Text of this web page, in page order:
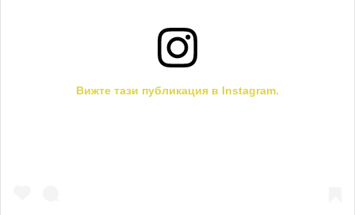
Вижте тази публикация в Instagram.